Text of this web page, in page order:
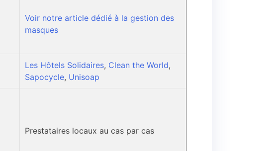
Voir notre article dédié à la gestion des
masques
Les Hôtels Solidaires, Clean the World,
Sapocycle, Unisoap
Prestataires locaux au cas par cas